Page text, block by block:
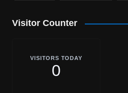
Visitor Counter
VISITORS TODAY
0